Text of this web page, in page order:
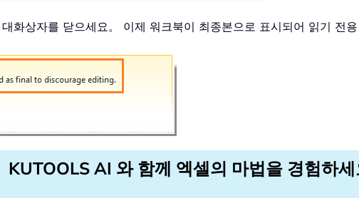
화상자를 닫으세요。 이제 워크북이 최종본으로 표시되어 읽기 전용
KUTOOLS AI 와 함께 엑셀의 마법을 경험하